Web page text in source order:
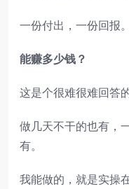
一份付出，一份回报。
能赚多少钱？
这是个很难很难回答
做几天不干的也有，
有。
我能做的，就是实操